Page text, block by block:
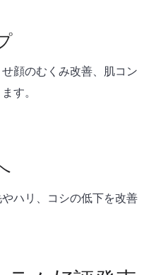
顔のむくみ改善、肌コン
す。
ハリ、コシの低下を改善